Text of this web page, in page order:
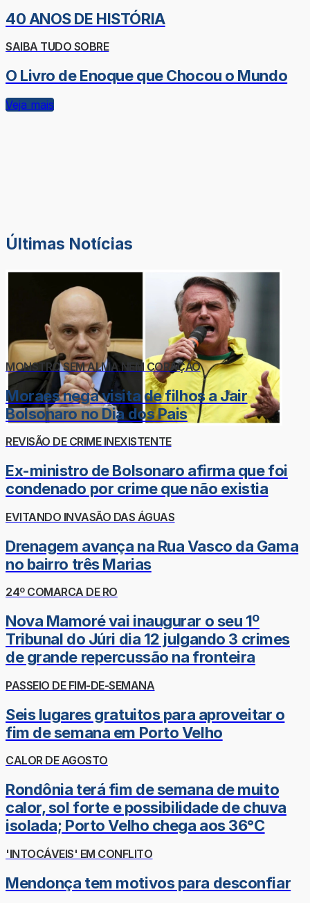
40 ANOS DE HISTÓRIA
SAIBA TUDO SOBRE
O Livro de Enoque que Chocou o Mundo
Veja mais
Últimas Notícias
MONSTRO SEM ALMA NEM CORAÇÃO
Moraes nega visita de filhos a Jair
Bolsonaro no Dia dos Pais
REVISÃO DE CRIME INEXISTENTE
Ex-ministro de Bolsonaro afirma que foi
condenado por crime que não existia
EVITANDO INVASÃO DAS ÁGUAS
Drenagem avança na Rua Vasco da Gama
no bairro três Marias
24º COMARCA DE RO
Nova Mamoré vai inaugurar o seu 1º
Tribunal do Júri dia 12 julgando 3 crimes
de grande repercussão na fronteira
PASSEIO DE FIM-DE-SEMANA
Seis lugares gratuitos para aproveitar o
fim de semana em Porto Velho
CALOR DE AGOSTO
Rondônia terá fim de semana de muito
calor, sol forte e possibilidade de chuva
isolada; Porto Velho chega aos 36°C
'INTOCÁVEIS' EM CONFLITO
Mendonça tem motivos para desconfiar